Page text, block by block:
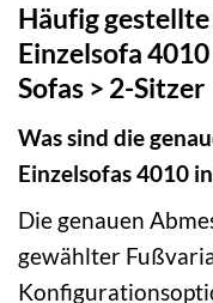
Häufig gestellte
Einzelsofa
Sofas > 2-Sitzer
Was sind die
Einzelsofas 4010
Die genauen
gewählter